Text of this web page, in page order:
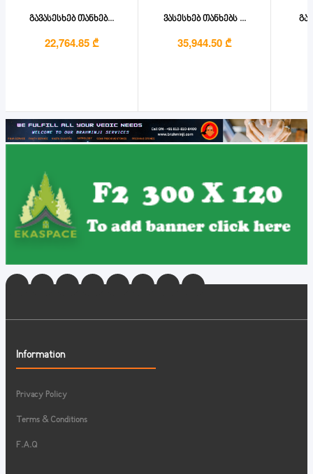
გავასესხებ თანხებ...
22,764.85 ₾
ვასესხებ თანხებს ...
35,944.50 ₾
Information
Privacy Policy
Terms & Conditions
F.A.Q